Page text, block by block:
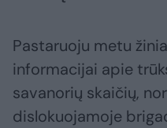
Pastaruoju metu
informacijai apie
savanorių skaičių,
dislokuojamoje